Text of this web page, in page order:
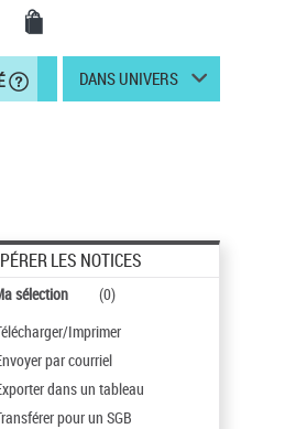
DANS UNIVERS
LES NOTICES
sélection (0)
Imprimer
par courriel
dans un tableau
pour un SGB